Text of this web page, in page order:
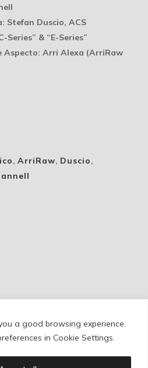
a good browsing experience.
in Cookie Settings.
: Stefan Duscio, ACS
Series” & “E-Series”
Aspecto: Arri Alexa (ArriRaw
, ArriRaw, Duscio,
Policy /Legal Warning